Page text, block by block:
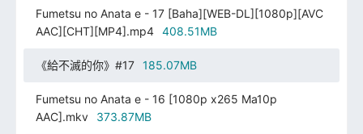
Fumetsu no Anata e - 17 [Baha][WEB-DL][1080p][AVC
AAC][CHT][MP4].mp4
408.51MB
《給不滅的你》#17 185.07MB
Fumetsu no Anata e - 16 [1080p x265 Ma10p
AAC].mkv
373.87MB